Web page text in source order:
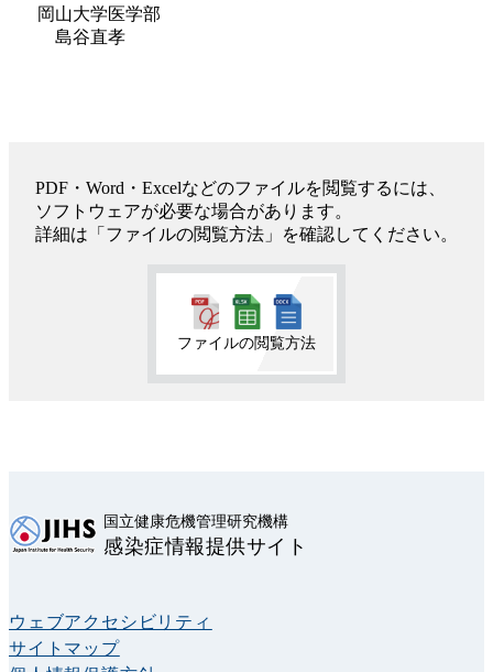
岡山大学医学部
島谷直孝
PDF・Word・Excelなどのファイルを閲覧するには、
ソフトウェアが必要な場合があります。
詳細は「ファイルの閲覧方法」を確認してください。
ファイルの閲覧方法
国立健康危機管理研究機構
感染症情報提供サイト
ウェブアクセシビリティ
サイトマップ